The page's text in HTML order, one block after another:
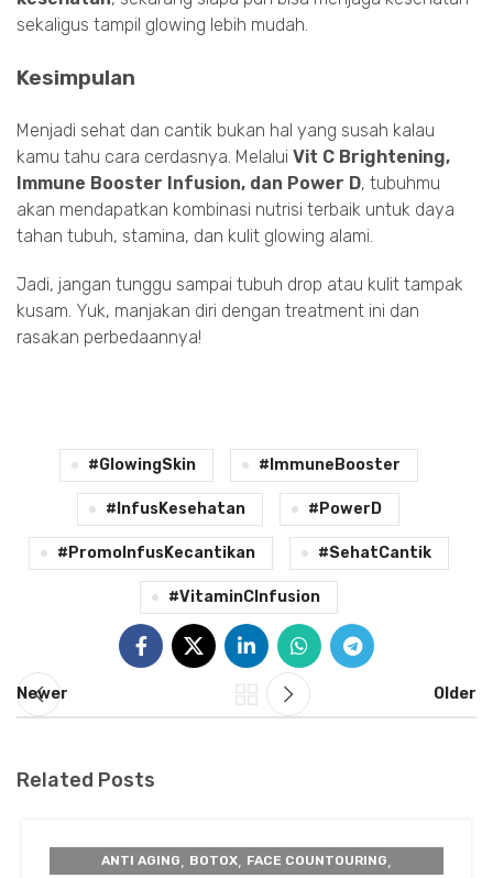
sekaligus tampil glowing lebih mudah.
Kesimpulan
Menjadi sehat dan cantik bukan hal yang susah kalau
kamu tahu cara cerdasnya. Melalui Vit C Brightening,
Immune Booster Infusion, dan Power D, tubuhmu
akan mendapatkan kombinasi nutrisi terbaik untuk daya
tahan tubuh, stamina, dan kulit glowing alami.
Jadi, jangan tunggu sampai tubuh drop atau kulit tampak
kusam. Yuk, manjakan diri dengan treatment ini dan
rasakan perbedaannya!
#GlowingSkin #ImmuneBooster
#InfusKesehatan #PowerD
#PromoInfusKecantikan #SehatCantik
#VitaminCInfusion
Newer Older
Related Posts
ANTI AGING, BOTOX, FACE COUNTOURING,